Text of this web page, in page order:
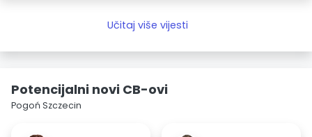
Učitaj više vijesti
Potencijalni novi CB-ovi
Pogoń Szczecin